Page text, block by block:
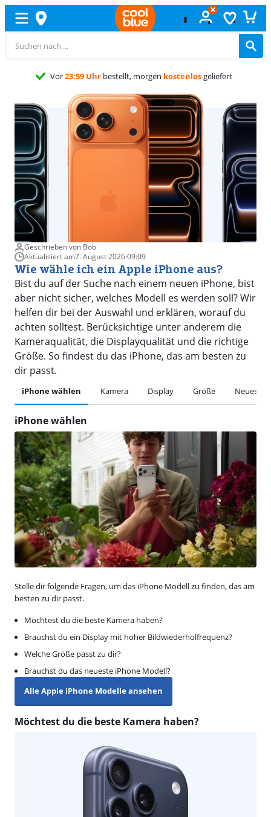
Kostenlosumtauschen
Geschrieben von Bob
Aktualisiert am7. August 2026·09:09
Wie wähle ich ein Apple iPhone aus?
Bist du auf der Suche nach einem neuen iPhone, bist
aber nicht sicher, welches Modell es werden soll? Wir
helfen dir bei der Auswahl und erklären, worauf du
achten solltest. Berücksichtige unter anderem die
Kameraqualität, die Displayqualität und die richtige
Größe. So findest du das iPhone, das am besten zu
dir passt.
iPhone wählen Kamera Display Größe
iPhone wählen
Stelle dir folgende Fragen, um das iPhone Modell zu finden, das am
besten zu dir passt.
Möchtest du die beste Kamera haben?
Brauchst du ein Display mit hoher Bildwiederholfrequenz?
Welche Größe passt zu dir?
Brauchst du das neueste iPhone Modell?
Alle Apple iPhone Modelle ansehen
Möchtest du die beste Kamera haben?